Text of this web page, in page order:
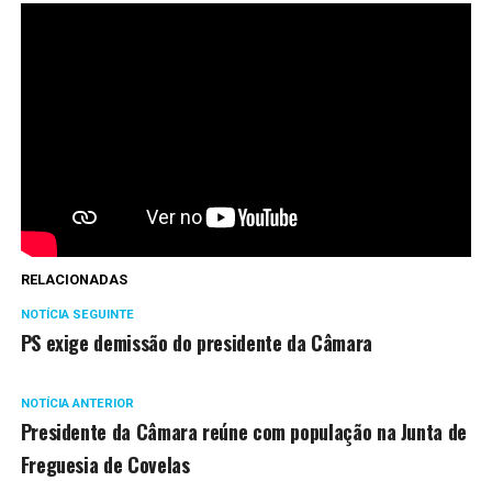
RELACIONADAS
NOTÍCIA SEGUINTE
PS exige demissão do presidente da Câmara
NOTÍCIA ANTERIOR
Presidente da Câmara reúne com população na Junta de
Freguesia de Covelas